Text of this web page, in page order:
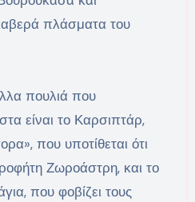
πλάσματα του
πουλιά που
είναι το Καρσιπτάρ,
που υποτίθεται ότι
Ζωροάστρη, και το
που φοβίζει τους